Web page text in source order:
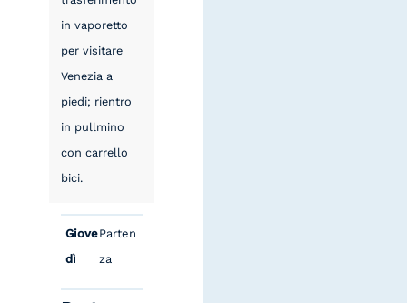
in vaporetto
per visitare
Venezia a
piedi; rientro
in pullmino
con carrello
bici.
Giove
dì
Parten
za